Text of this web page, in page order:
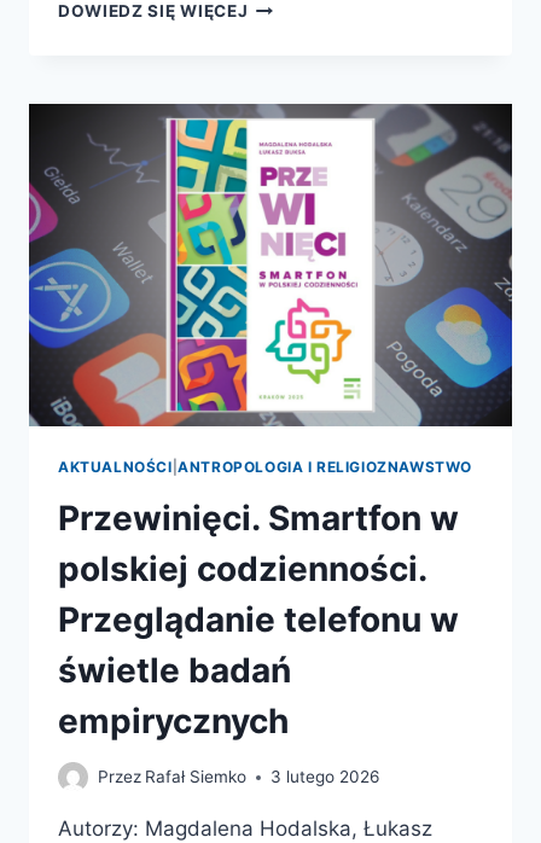
DOWIEDZ SIĘ WIĘCEJ JAK
PODŁOGI?
ZAWÓD:
SPRZĄTANIE
PO
ZGONACH
CZYLI
O
NIETYPOWEJ
PRACY
AKTUALNOŚCI |ANTROPOLOGIA I RELIGIOZNAWSTWO
Przewinięci. Smartfon w
polskiej codzienności.
Przeglądanie telefonu w
świetle badań
empirycznych
Przez Rafał Siemko 3 lutego 2026
Autorzy: Magdalena Hodalska, Łukasz